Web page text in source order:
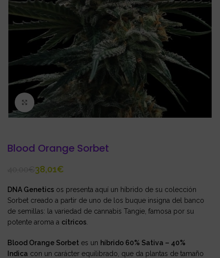
Click to enlarge
Blood Orange Sorbet
38,01€
DNA Genetics os presenta aquí un híbrido de su colección
Sorbet creado a partir de uno de los buque insigna del banco
de semillas: la variedad de cannabis Tangie, famosa por su
potente aroma a cítricos
Blood Orange Sorbet es un híbrido 60% Sativa – 40%
Indica con un carácter equilibrado, que da plantas de tamaño